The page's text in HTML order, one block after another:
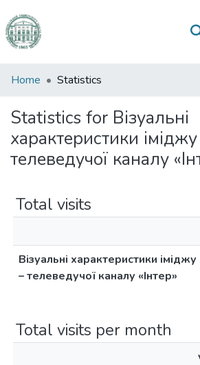
Communities
Collections
All of DSpace
Home Statistics
Statistics for Візуальні
характеристики
телеведучої каналу
Total visits
Візуальні характеристики
– телеведучої каналу «Інтер»
Total visits per month